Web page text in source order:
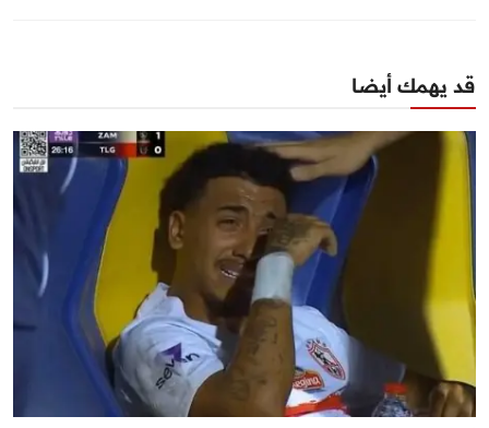
قد يهمك أيضا